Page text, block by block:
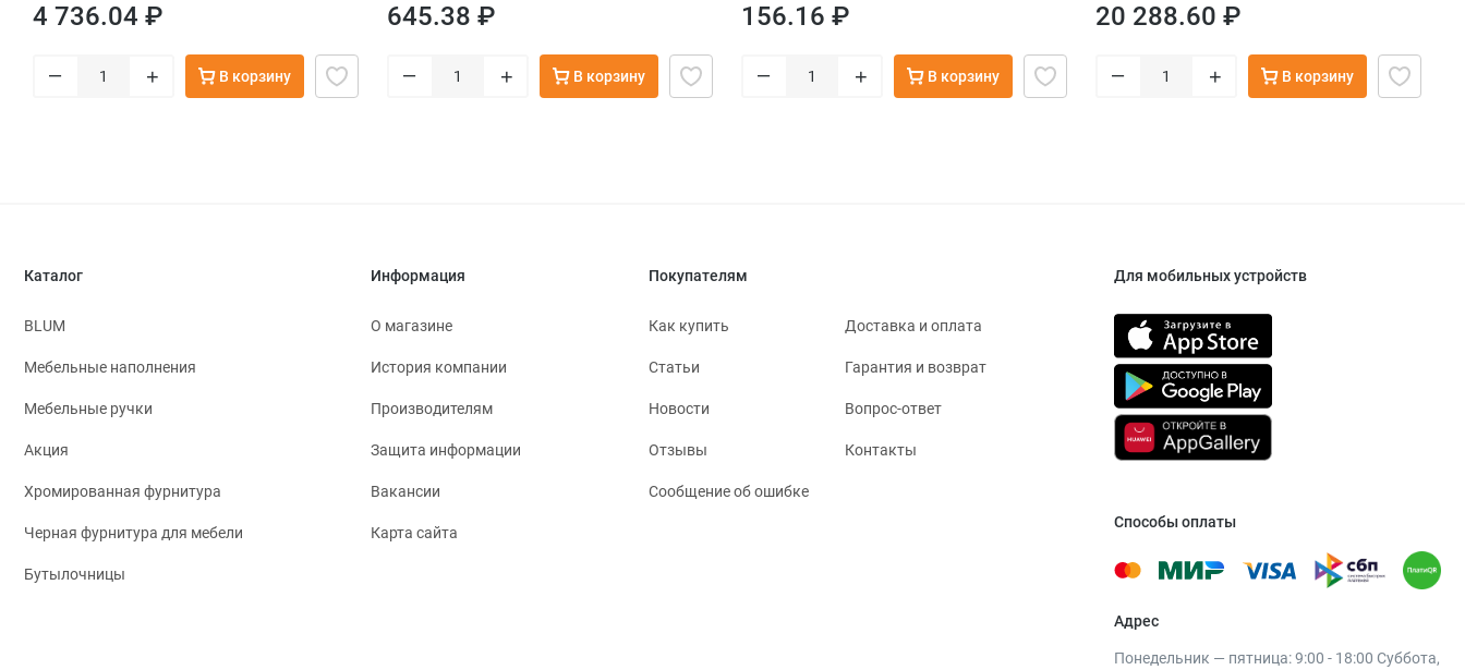
4 736.04 ₽
– + В корзину
645.38 ₽
– + В корзину
156.16 ₽
– + В корзину
20 288.60 ₽
– + В корзину
Каталог
BLUM
Мебельные наполнения
Мебельные ручки
Акция
Хромированная фурнитура
Черная фурнитура для мебели
Бутылочницы
Информация
О магазине
История компании
Производителям
Защита информации
Вакансии
Карта сайта
Покупателям
Как купить Доставка и оплата
Статьи Гарантия и возврат
Новости Вопрос-ответ
Отзывы Контакты
Сообщение об ошибке
Для мобильных устройств
Способы оплаты
Адрес
Понедельник — пятница: 9:00 - 18:00 Суббота,